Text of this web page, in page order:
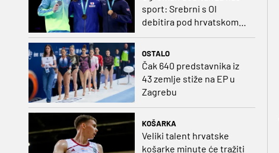
sport: Srebrni s OI
debitira pod hrvatskom
zastavom
OSTALO
Čak 640 predstavnika iz
43 zemlje stiže na EP u
Zagrebu
KOŠARKA
Veliki talent hrvatske
košarke minute će tražiti